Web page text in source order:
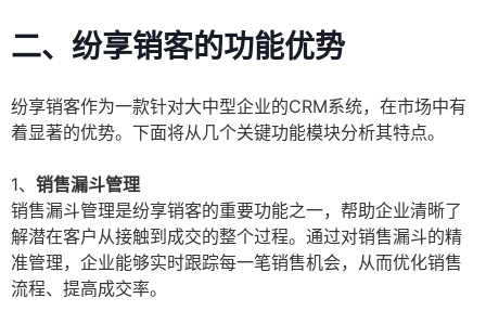
二、纷享销客的功能优势
纷享销客作为一款针对大中型企业的CRM系统，在市场中有
着显著的优势。下面将从几个关键功能模块分析其特点。
1、 销售漏斗管理
销售漏斗管理是纷享销客的重要功能之一，帮助企业清晰了
解潜在客户从接触到成交的整个过程。通过对销售漏斗的精
准管理，企业能够实时跟踪每一笔销售机会，从而优化销售
流程、提高成交率。